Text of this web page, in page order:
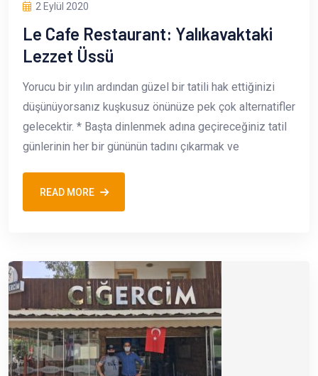
2 Eylül 2020
Le Cafe Restaurant: Yalıkavaktaki
Lezzet Üssü
Yorucu bir yılın ardından güzel bir tatili hak ettiğinizi
düşünüyorsanız kuşkusuz önünüze pek çok alternatifler
gelecektir. * Başta dinlenmek adına geçireceğiniz tatil
günlerinin her bir gününün tadını çıkarmak ve
READ MORE